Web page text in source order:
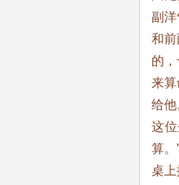
副洋
和
的，
来
给他
这
算。
桌